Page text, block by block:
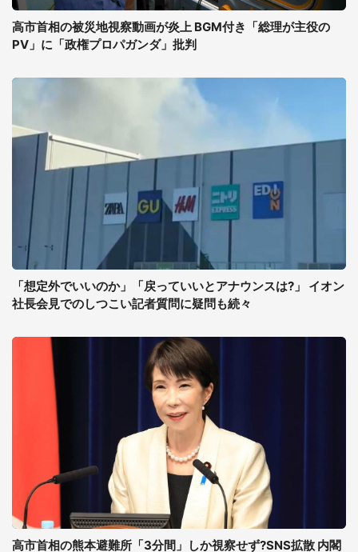
高市首相の被災地視察動画が炎上 BGM付き「総理が主役の
PV」に「政権プロパガンダ」批判
「想定外でいいのか」「戻っていいとアナウンスは?」 イオン
社長会見でのしつこい記者質問に疑問も続々
高市首相の熊本避難所「3分間」しか視察せず?SNS拡散 内閣